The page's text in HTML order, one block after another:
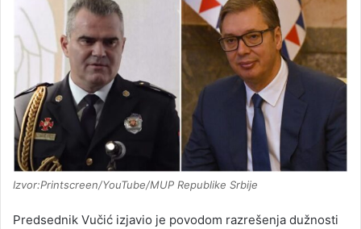
Izvor:Printscreen/YouTube/MUP Republike Srbije
Predsednik Vučić izjavio je povodom razrešenja dužnosti